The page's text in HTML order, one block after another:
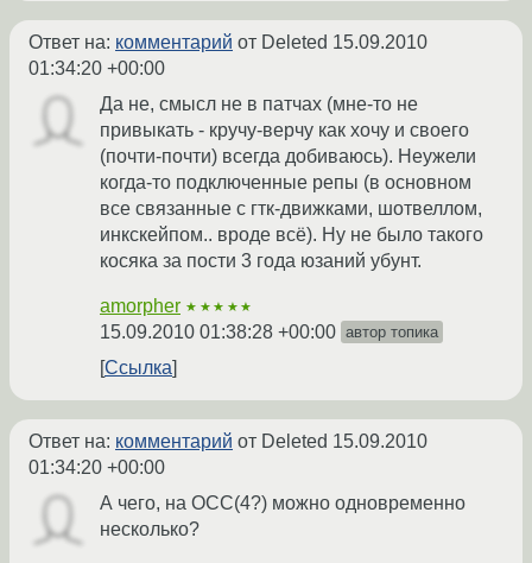
Ответ на: комментарий от Deleted 15.09.2010
01:34:20 +00:00
Да не, смысл не в патчах (мне-то не
привыкать - кручу-верчу как хочу и своего
(почти-почти) всегда добиваюсь). Неужели
когда-то подключенные репы (в основном
все связанные с гтк-движками, шотвеллом,
инкскейпом.. вроде всё). Ну не было такого
косяка за пости 3 года юзаний убунт.
amorpher ★★★★★
15.09.2010 01:38:28 +00:00 автор топика
Ссылка
Ответ на: комментарий от Deleted 15.09.2010
01:34:20 +00:00
А чего, на ОСС(4?) можно одновременно
несколько?